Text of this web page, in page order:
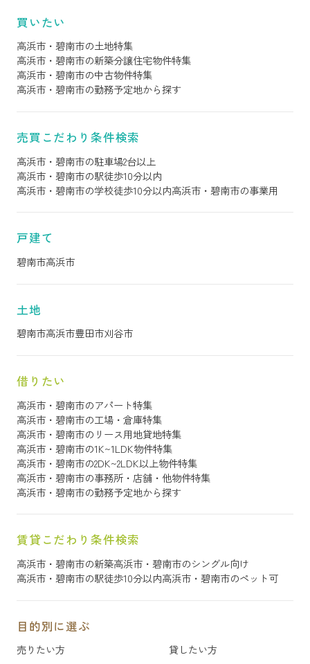
買いたい
高浜市・碧南市の土地特集
高浜市・碧南市の新築分譲住宅物件特集
高浜市・碧南市の中古物件特集
高浜市・碧南市の勤務予定地から探す
売買こだわり条件検索
高浜市・碧南市の駐車場2台以上
高浜市・碧南市の駅徒歩10分以内
高浜市・碧南市の学校徒歩10分以内高浜市・碧南市の事業用
戸建て
碧南市高浜市
土地
碧南市高浜市豊田市刈谷市
借りたい
高浜市・碧南市のアパート特集
高浜市・碧南市の工場・倉庫特集
高浜市・碧南市のリース用地貸地特集
高浜市・碧南市の1K~1LDK物件特集
高浜市・碧南市の2DK~2LDK以上物件特集
高浜市・碧南市の事務所・店舗・他物件特集
高浜市・碧南市の勤務予定地から探す
賃貸こだわり条件検索
高浜市・碧南市の新築高浜市・碧南市のシングル向け
高浜市・碧南市の駅徒歩10分以内高浜市・碧南市のペット可
目的別に選ぶ
売りたい方
貸したい方